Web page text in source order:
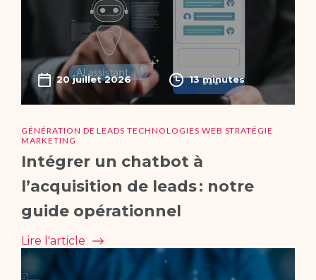
20 juillet 2026 13 minutes
GÉNÉRATION DE LEADS TECHNOLOGIES WEB STRATÉGIE
MARKETING
Intégrer un chatbot à
l’acquisition de leads : notre
guide opérationnel
Lire l'article